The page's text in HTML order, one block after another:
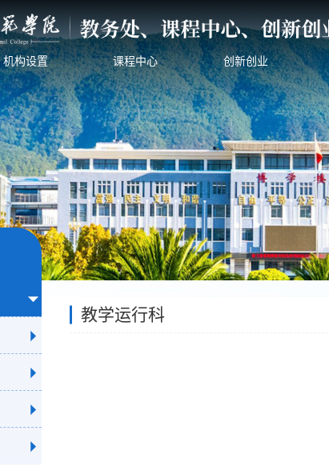
机构设置 课程中心 创新创业
教学运行科